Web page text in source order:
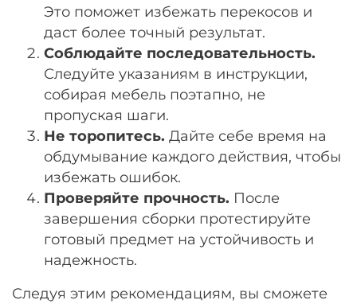
Это поможет избежать перекосов и
даст более точный результат.
Соблюдайте последовательность.
Следуйте указаниям в инструкции,
собирая мебель поэтапно, не
пропуская шаги.
Не торопитесь. Дайте себе время на
обдумывание каждого действия, чтобы
избежать ошибок.
Проверяйте прочность. После
завершения сборки протестируйте
готовый предмет на устойчивость и
надежность.
Следуя этим рекомендациям, вы сможете